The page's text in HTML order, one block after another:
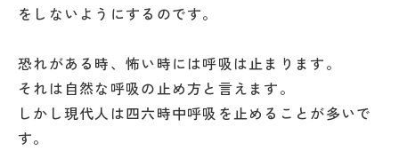
をしないようにするのです。
恐れがある時、怖い時には呼吸は止まります。
それは自然な呼吸の止め方と言えます。
しかし現代人は四六時中呼吸を止めることが多いで
す。